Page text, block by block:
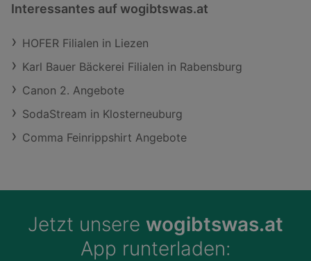
Interessantes auf wogibtswas.at
HOFER Filialen in Liezen
Karl Bauer Bäckerei Filialen in Rabensburg
Canon 2. Angebote
SodaStream in Klosterneuburg
Comma Feinrippshirt Angebote
Jetzt unsere wogibtswas.at
App runterladen: